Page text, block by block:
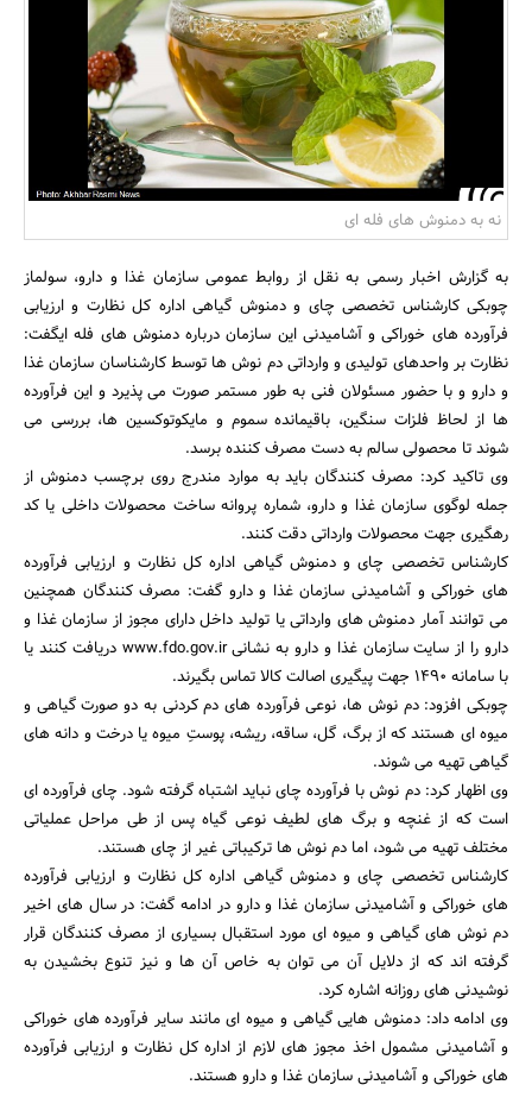
بانک، بیمه و سرمایه
مسکن و ساختمان
جستجو
نه به دمنوش های فله ای
به گزارش اخبار رسمی به نقل از روابط عمومی سازمان غذا و دارو، سولماز
چوبکی کارشناس تخصصی چای و دمنوش گیاهی اداره کل نظارت و ارزیابی
فرآورده های خوراکی و آشامیدنی این سازمان درباره دمنوش های فله ایگفت:
نظارت بر واحدهای تولیدی و وارداتی دم نوش ها توسط کارشناسان سازمان غذا
و دارو و با حضور مسئولان فنی به طور مستمر صورت می پذیرد و این فرآورده
ها از لحاظ فلزات سنگین، باقیمانده سموم و مایکوتوکسین ها، بررسی می
شوند تا محصولی سالم به دست مصرف کننده برسد.
وی تاکید کرد: مصرف کنندگان باید به موارد مندرج روی برچسب دمنوش از
جمله لوگوی سازمان غذا و دارو، شماره پروانه ساخت محصولات داخلی یا کد
رهگیری جهت محصولات وارداتی دقت کنند.
کارشناس تخصصی چای و دمنوش گیاهی اداره کل نظارت و ارزیابی فرآورده
های خوراکی و آشامیدنی سازمان غذا و دارو گفت: مصرف کنندگان همچنین
می توانند آمار دمنوش های وارداتی یا تولید داخل دارای مجوز از سازمان غذا و
دارو را از سایت سازمان غذا و دارو به نشانی www.fdo.gov.ir دریافت کنند یا
با سامانه 1490 جهت پیگیری اصالت کالا تماس بگیرند.
چوبکی افزود: دم نوش ها، نوعی فرآورده های دم کردنی به دو صورت گیاهی و
میوه ای هستند که از برگ، گل، ساقه، ریشه، پوستِ میوه یا درخت و دانه های
گیاهی تهیه می شوند.
وی اظهار کرد: دم نوش با فرآورده چای نباید اشتباه گرفته شود. چای فرآورده ای
است که از غنچه و برگ های لطیف نوعی گیاه پس از طی مراحل عملیاتی
مختلف تهیه می شود، اما دم نوش ها ترکیباتی غیر از چای هستند.
کارشناس تخصصی چای و دمنوش گیاهی اداره کل نظارت و ارزیابی فرآورده
های خوراکی و آشامیدنی سازمان غذا و دارو در ادامه گفت: در سال های اخیر
دم نوش های گیاهی و میوه ای مورد استقبال بسیاری از مصرف کنندگان قرار
گرفته اند که از دلایل آن می توان به خاص آن ها و نیز تنوع بخشیدن به
نوشیدنی های روزانه اشاره کرد.
وی ادامه داد: دمنوش هایی گیاهی و میوه ای مانند سایر فرآورده های خوراکی
و آشامیدنی مشمول اخذ مجوز های لازم از اداره کل نظارت و ارزیابی فرآورده
های خوراکی و آشامیدنی سازمان غذا و دارو هستند.